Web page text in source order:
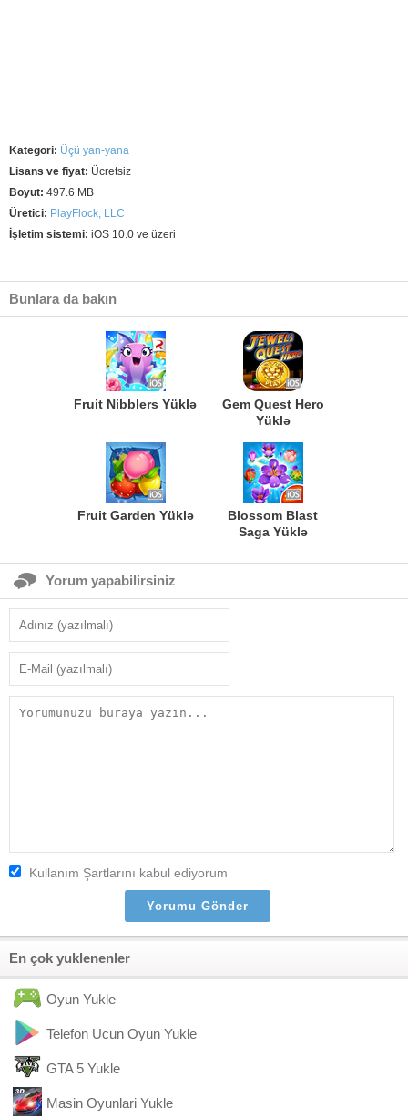
Kategori: Üçü yan-yana
Lisans ve fiyat: Ücretsiz
Boyut: 497.6 MB
Üretici: PlayFlock, LLC
İşletim sistemi: iOS 10.0 ve üzeri
Bunlara da bakın
Fruit Nibblers Yüklə
Gem Quest Hero
Yüklə
Fruit Garden Yüklə
Blossom Blast
Saga Yüklə
Yorum yapabilirsiniz
Kullanım Şartlarını kabul ediyorum
En çok yuklenenler
Oyun Yukle
Telefon Ucun Oyun Yukle
GTA 5 Yukle
Masin Oyunlari Yukle